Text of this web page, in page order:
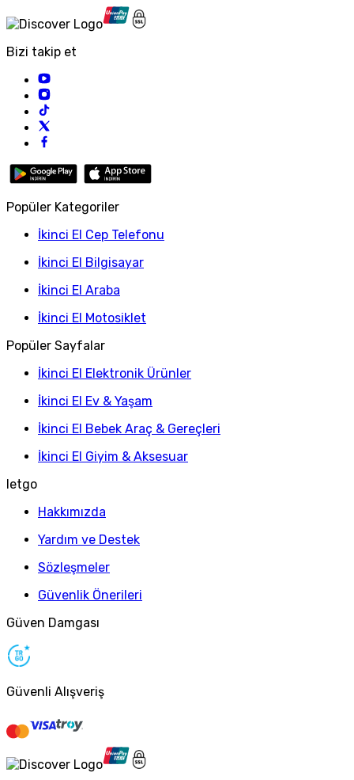
Bizi takip et
Popüler Kategoriler
İkinci El Cep Telefonu
İkinci El Bilgisayar
İkinci El Araba
İkinci El Motosiklet
Popüler Sayfalar
İkinci El Elektronik Ürünler
İkinci El Ev & Yaşam
İkinci El Bebek Araç & Gereçleri
İkinci El Giyim & Aksesuar
letgo
Hakkımızda
Yardım ve Destek
Sözleşmeler
Güvenlik Önerileri
Güven Damgası
Güvenli Alışveriş